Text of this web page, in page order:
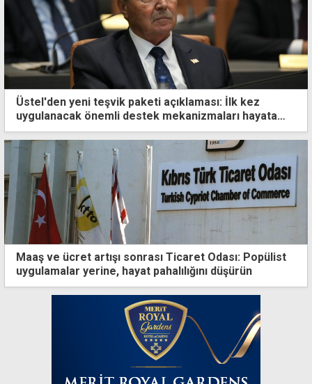
Üstel'den yeni teşvik paketi açıklaması: İlk kez
uygulanacak önemli destek mekanizmaları hayata
geçti
Maaş ve ücret artışı sonrası Ticaret Odası: Popülist
uygulamalar yerine, hayat pahalılığını düşürün